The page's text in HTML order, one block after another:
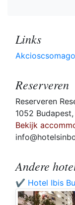
Links
Reserveren
Reserveren
1052
Bekijk
Andere
✔️ Hotel Ibis